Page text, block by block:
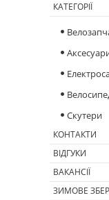
КАТЕГОРІЇ
Скутери
КОНТАКТИ
ВІДГУКИ
ВАКАНСІЇ
ЗИМОВЕ